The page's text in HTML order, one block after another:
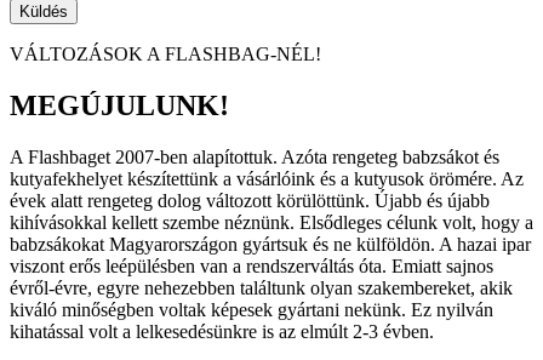
Küldés
VÁLTOZÁSOK A FLASHBAG-NÉL!
MEGÚJULUNK!
A Flashbaget 2007-ben alapítottuk. Azóta rengeteg babzsákot és
kutyafekhelyet készítettünk a vásárlóink és a kutyusok örömére. Az
évek alatt rengeteg dolog változott körülöttünk. Újabb és újabb
kihívásokkal kellett szembe néznünk. Elsődleges célunk volt, hogy a
babzsákokat Magyarországon gyártsuk és ne külföldön. A hazai ipar
viszont erős leépülésben van a rendszerváltás óta. Emiatt sajnos
évről-évre, egyre nehezebben találtunk olyan szakembereket, akik
kiváló minőségben voltak képesek gyártani nekünk. Ez nyilván
kihatással volt a lelkesedésünkre is az elmúlt 2-3 évben.